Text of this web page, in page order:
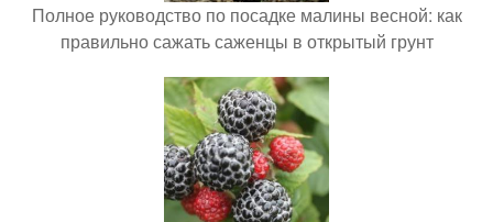
Полное руководство по посадке малины весной: как
правильно сажать саженцы в открытый грунт